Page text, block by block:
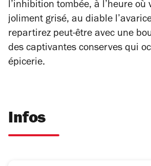
l’inhibition tombée, à l’heure où
joliment grisé, au diable
repartirez peut-être avec une
des captivantes conserves qui
épicerie.
Infos